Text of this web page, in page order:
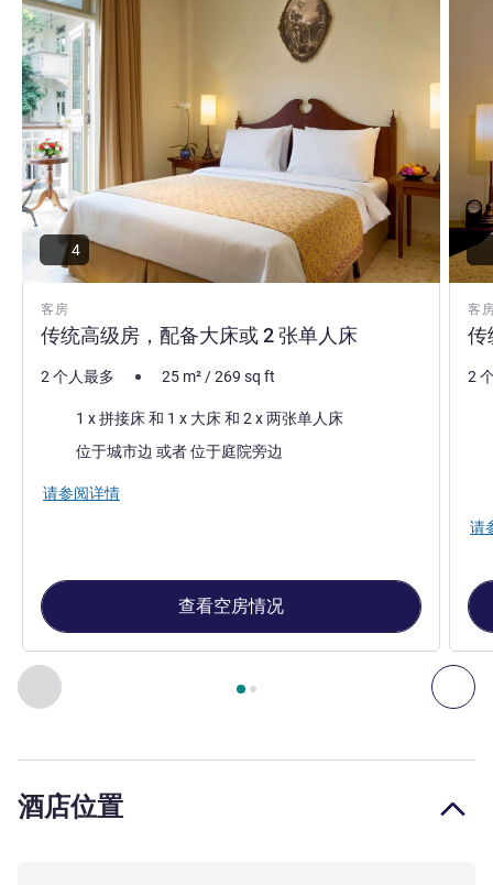
上一个 - 客房 下
第 页，共 , 客房 1 : 传统高级房，配备大床或 2 张单
客房
传统高级房，配备大床或 2 张单人床
4
2 个人最多 25 m²/269 sq ft
床上用品
1 x 拼接床 和 1 x 大床 和 2 x 两张单人床
位于城市边 或者 位于庭院旁边
请参阅详情
查看空房情况
客
传
2
请
酒店位置